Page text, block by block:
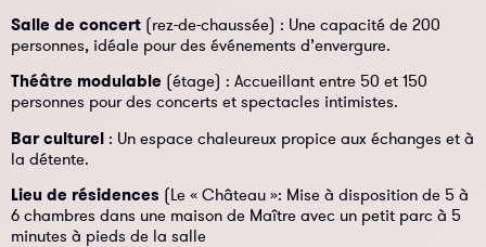
Salle de concert (rez-de-chaussée) : Une capacité de 200
personnes, idéale pour des événements d’envergure.
Théâtre modulable (étage) : Accueillant entre 50 et 150
personnes pour des concerts et spectacles intimistes.
Bar culturel : Un espace chaleureux propice aux échanges et à
la détente.
Lieu de résidences (Le « Château »: Mise à disposition de 5 à
6 chambres dans une maison de Maître avec un petit parc à 5
minutes à pieds de la salle